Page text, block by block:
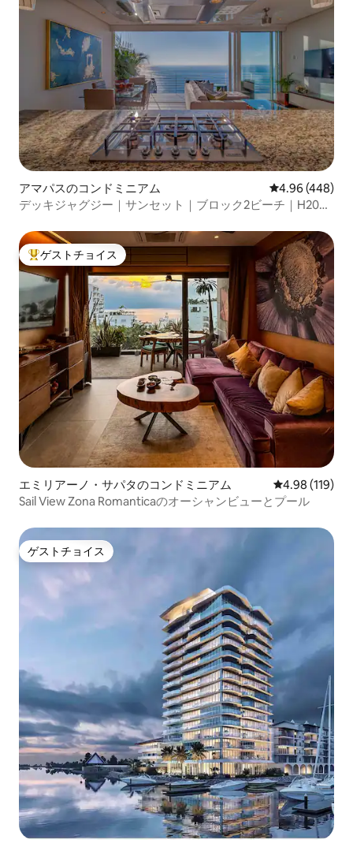
アマパスのコンドミニアム レビュー448
4.96 (448)
デッキジャグジー｜サンセット｜ブロック2ビーチ｜H20ビ
大好評のゲストチョイスです。
ゲストチョイス
エミリアーノ・サパタのコンドミニアム レビュー119
4.98 (119)
Sail View Zona Romanticaのオーシャンビューとプール
ゲストチョイス
ゲストチョイス